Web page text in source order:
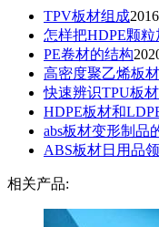
TPV板材组成
怎样把HDPE颗
PE卷材的结构
高密度聚乙烯板
快速辨识TPU板材
​HDPE板材和
​abs板材变形制品
ABS板材​日用品
相关产品: